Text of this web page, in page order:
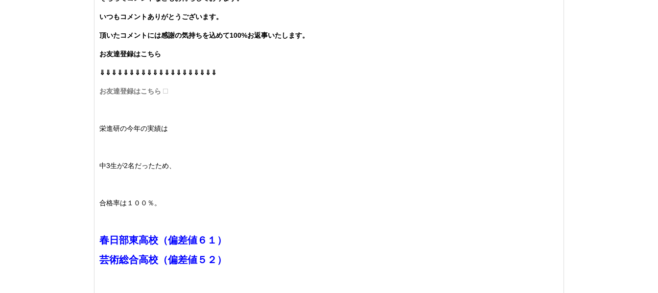
いつもコメントありがとうございます。
頂いたコメントには感謝の気持ちを込めて100%お返事いたします。
お友達登録はこちら
⇓⇓⇓⇓⇓⇓⇓⇓⇓⇓⇓⇓⇓⇓⇓⇓⇓⇓⇓⇓
お友達登録はこちら
栄進研の今年の実績は
中3生が2名だったため、
合格率は１００％。
春日部東高校（偏差値６１）
芸術総合高校（偏差値５２）